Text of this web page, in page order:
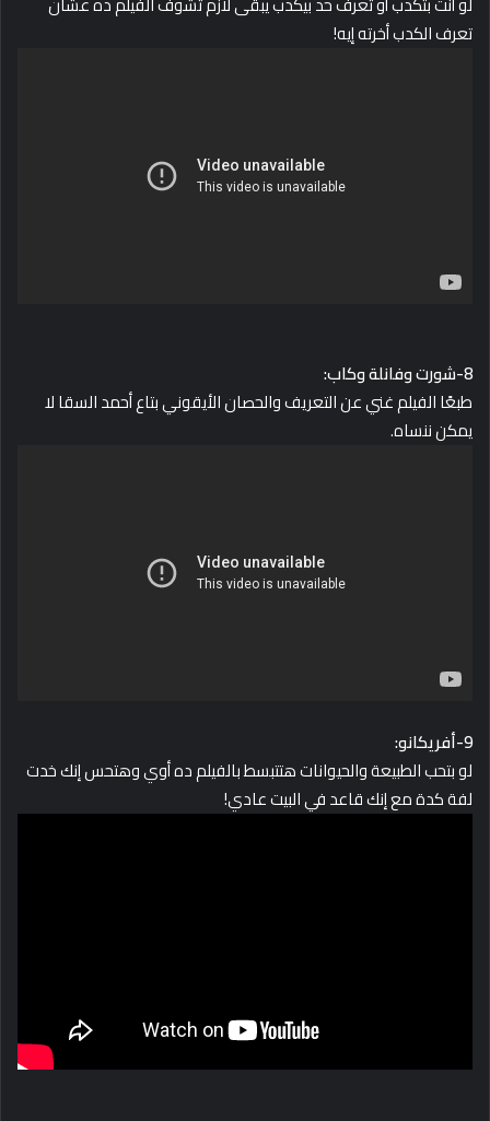
تعرف الكدب أخرته إيه!
8-شورت وفانلة وكاب:
طبعًا الفيلم غني عن التعريف والحصان الأيقوني بتاع أحمد السقا لا
يمكن ننساه.
9-أفريكانو:
لو بتحب الطبيعة والحيوانات هتتبسط بالفيلم ده أوي وهتحس إنك خدت
لفة كدة مع إنك قاعد في البيت عادي!